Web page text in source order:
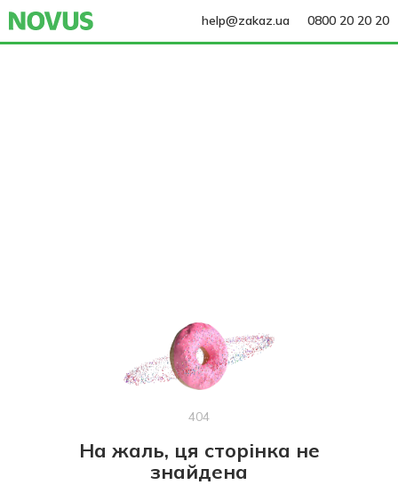
help@zakaz.ua 0800 20 20 20
404
На жаль, ця сторінка не
знайдена